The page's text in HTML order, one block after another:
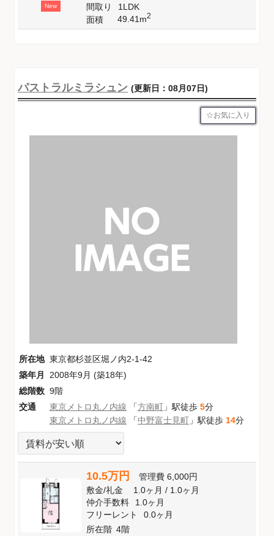
New 間取り
1LDK
面積
49.41m2
パストラルミラシュン (更新日：08月07日)
お気に入り
所在地 東京都杉並区堀ノ内2-1-42
築年月
2008年9月 (築18年)
総階数 9階
交通
東京メトロ丸ノ内線 「方南町 」駅徒歩 5分
東京メトロ丸ノ内線 「中野富士見町 」駅徒歩 14分
10.5万円 管理費 6,000円
敷金/礼金 1.0ヶ月/ 1.0ヶ月
仲介手数料
1.0ヶ月
フリーレント
0.0ヶ月
所在階 4階